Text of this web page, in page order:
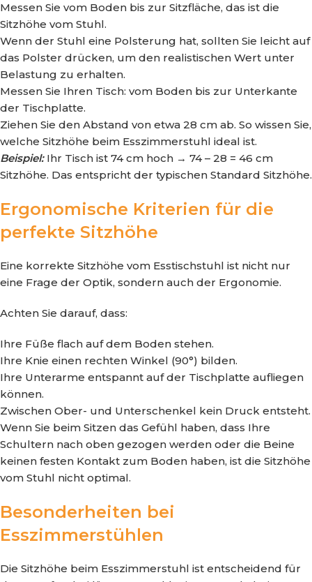
Messen Sie vom Boden bis zur Sitzfläche, das ist die
Sitzhöhe vom Stuhl.
Wenn der Stuhl eine Polsterung hat, sollten Sie leicht auf
das Polster drücken, um den realistischen Wert unter
Belastung zu erhalten.
Messen Sie Ihren Tisch: vom Boden bis zur Unterkante
der Tischplatte.
Ziehen Sie den Abstand von etwa 28 cm ab. So wissen Sie,
welche Sitzhöhe beim Esszimmerstuhl ideal ist.
Beispiel: Ihr Tisch ist 74 cm hoch → 74 – 28 = 46 cm
Sitzhöhe. Das entspricht der typischen Standard Sitzhöhe.
Ergonomische Kriterien für die
perfekte Sitzhöhe
Eine korrekte Sitzhöhe vom Esstischstuhl ist nicht nur
eine Frage der Optik, sondern auch der Ergonomie.
Achten Sie darauf, dass:
Ihre Füße flach auf dem Boden stehen.
Ihre Knie einen rechten Winkel (90°) bilden.
Ihre Unterarme entspannt auf der Tischplatte aufliegen
können.
Zwischen Ober- und Unterschenkel kein Druck entsteht.
Wenn Sie beim Sitzen das Gefühl haben, dass Ihre
Schultern nach oben gezogen werden oder die Beine
keinen festen Kontakt zum Boden haben, ist die Sitzhöhe
vom Stuhl nicht optimal.
Besonderheiten bei
Esszimmerstühlen
Die Sitzhöhe beim Esszimmerstuhl ist entscheidend für